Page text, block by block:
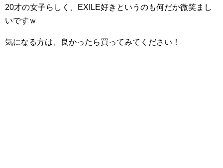
20才の女子らしく、EXILE好きというのも何だか微笑まし
いですｗ
気になる方は、良かったら買ってみてください！